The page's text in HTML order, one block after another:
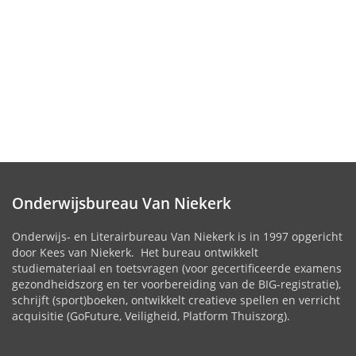
Onderwijsbureau Van Niekerk
Onderwijs- en Literairbureau Van Niekerk is in 1997 opgericht
door Kees van Niekerk. Het bureau ontwikkelt
studiemateriaal en toetsvragen (voor gecertificeerde examens
gezondheidszorg en ter voorbereiding van de BIG-registratie),
schrijft (sport)boeken, ontwikkelt creatieve spellen en verricht
acquisitie (GoFuture, Veiligheid, Platform Thuiszorg).